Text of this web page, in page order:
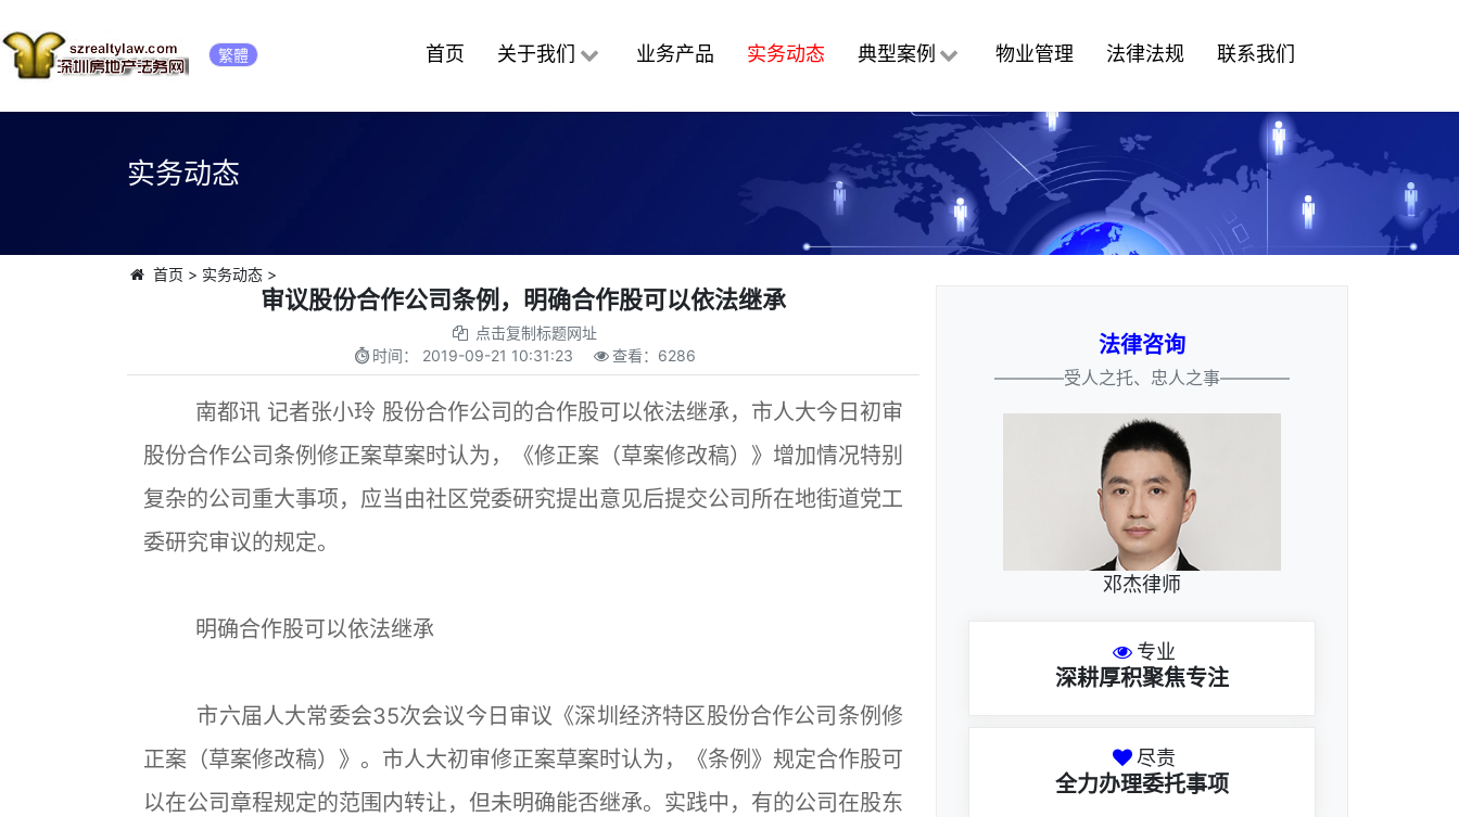
繁體 首页 关于我们 业务产品 实务动态 典型案例 物业管理 法律法规 联系我们
实务动态
首页 > 实务动态>
审议股份合作公司条例，明确合作股可以依法继承
点击复制标题网址
时间： 2019-09-21 10:31:23 查看： 6286
南都讯 记者张小玲 股份合作公司的合作股可以依法继承，市人大今日初审
股份合作公司条例修正案草案时认为，《修正案（草案修改稿）》增加情况特别
复杂的公司重大事项，应当由社区党委研究提出意见后提交公司所在地街道党工
委研究审议的规定。
明确合作股可以依法继承
市六届人大常委会35次会议今日审议《深圳经济特区股份合作公司条例修
正案（草案修改稿）》。市人大初审修正案草案时认为，《条例》规定合作股可
以在公司章程规定的范围内转让，但未明确能否继承。实践中，有的公司在股东
法律咨询
————受人之托、忠人之事————
邓杰律师
专业
深耕厚积聚焦专注
尽责
全力办理委托事项